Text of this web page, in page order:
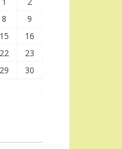
8
9
15
16
22
23
29
30